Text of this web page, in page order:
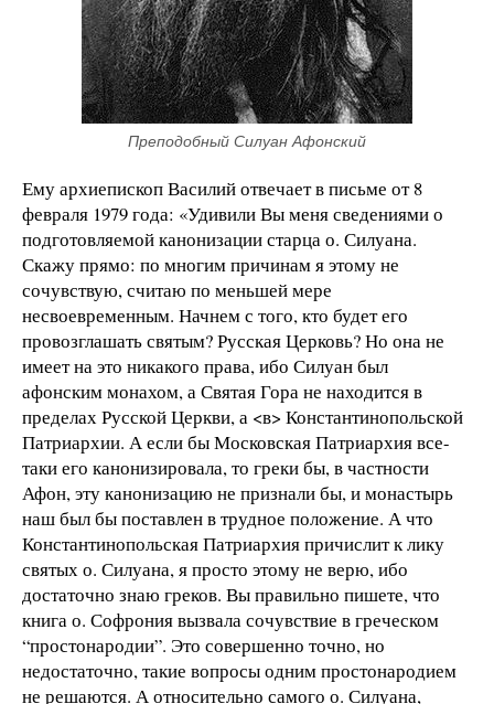
Преподобный Силуан Афонский
Ему архиепископ Василий отвечает в письме от 8
февраля 1979 года: «Удивили Вы меня сведениями о
подготовляемой канонизации старца о. Силуана.
Скажу прямо: по многим причинам я этому не
сочувствую, считаю по меньшей мере
несвоевременным. Начнем с того, кто будет его
провозглашать святым? Русская Церковь? Но она не
имеет на это никакого права, ибо Силуан был
афонским монахом, а Святая Гора не находится в
пределах Русской Церкви, а <в> Константинопольской
Патриархии. А если бы Московская Патриархия все-
таки его канонизировала, то греки бы, в частности
Афон, эту канонизацию не признали бы, и монастырь
наш был бы поставлен в трудное положение. А что
Константинопольская Патриархия причислит к лику
святых о. Силуана, я просто этому не верю, ибо
достаточно знаю греков. Вы правильно пишете, что
книга о. Софрония вызвала сочувствие в греческом
“простонародии”. Это совершенно точно, но
недостаточно, такие вопросы одним простонародием
не решаются. А относительно самого о. Силуана,